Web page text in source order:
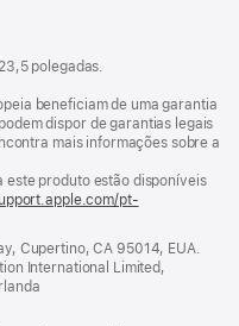
polegadas.
beneficiam de uma garantia
dispor de garantias legais
mais informações sobre a
este produto estão disponíveis
pt-
Cupertino, CA 95014, EUA.
International Limited,